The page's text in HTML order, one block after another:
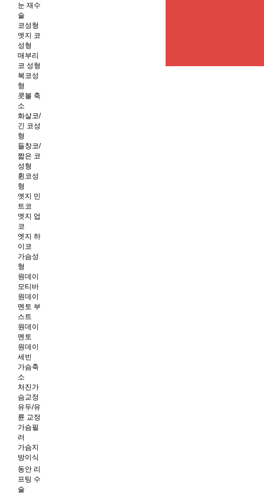
눈 재수
술
코성형
엣지 코
성형
매부리
코 성형
복코성
형
콧볼 축
소
화살코/
긴 코성
형
들창코/
짧은 코
성형
휜코성
형
엣지 민
트코
엣지 업
코
엣지 하
이코
가슴성
형
원데이
모티바
원데이
멘토 부
스트
원데이
멘토
원데이
세빈
가슴축
소
처진가
슴교정
유두/유
륜 교정
가슴필
러
가슴지
방이식
동안 리
프팅 수
술